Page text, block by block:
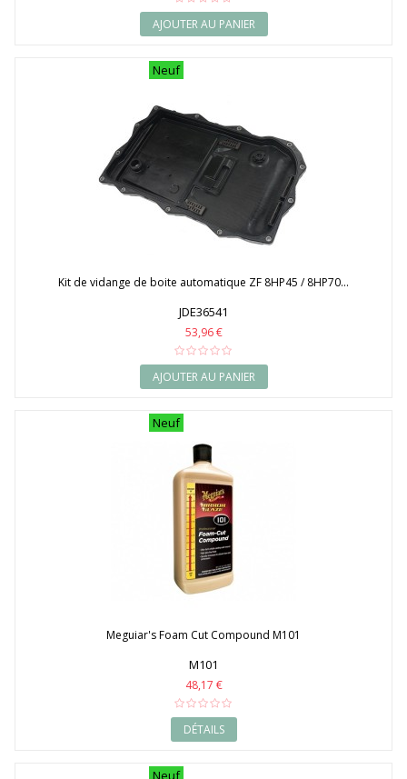
AJOUTER AU PANIER
Neuf
Kit de vidange de boite automatique ZF 8HP45 / 8HP70...
JDE36541
53,96 €
AJOUTER AU PANIER
Neuf
Meguiar's Foam Cut Compound M101
M101
48,17 €
DÉTAILS
Neuf